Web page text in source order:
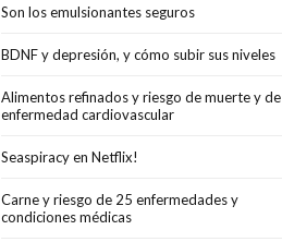
Son los emulsionantes seguros
BDNF y depresión, y cómo subir sus niveles
Alimentos refinados y riesgo de muerte y de
enfermedad cardiovascular
Seaspiracy en Netflix!
Carne y riesgo de 25 enfermedades y
condiciones médicas